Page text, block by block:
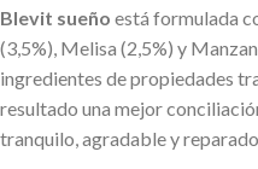
Blevit sueño está formulada
(3,5%), Melisa (2,5%) y
ingredientes de propiedades
resultado una mejor
tranquilo, agradable y